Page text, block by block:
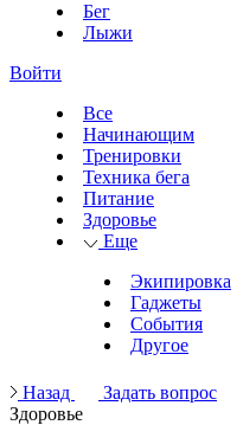
Бег
Лыжи
Войти
Все
Начинающим
Тренировки
Техника бега
Питание
Здоровье
Еще
Экипировка
Гаджеты
События
Другое
Назад
Задать вопрос
Здоровье